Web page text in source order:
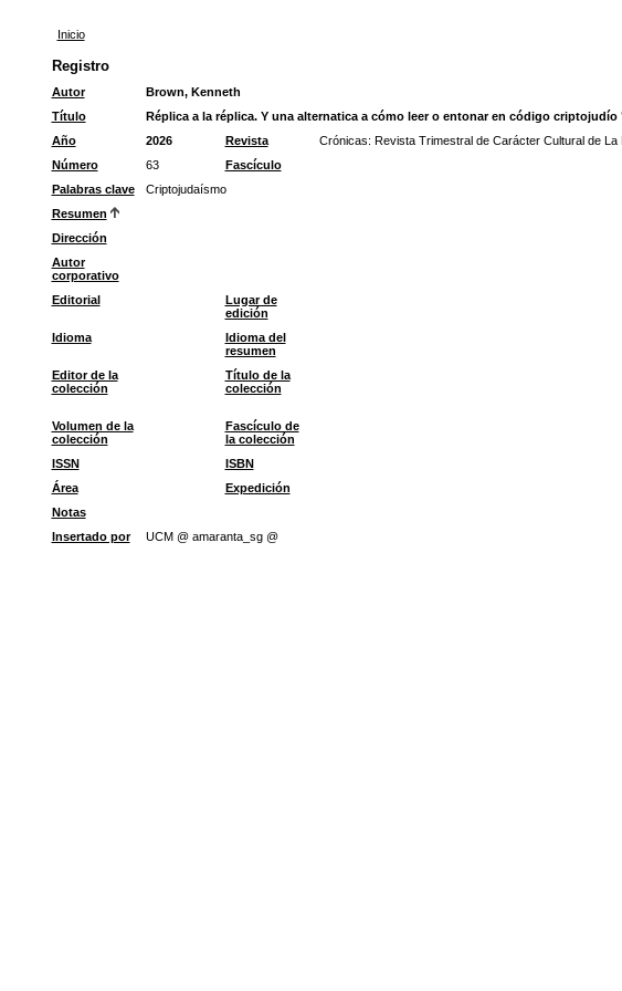
Inicio
Registro
Autor
Brown, Kenneth
Título
Réplica a la réplica. Y una alternatica a cómo leer o entonar en código criptojudío
Año
2026 Revista Crónicas: Revista Trimestral de Carácter Cultural de La
Número
63 Fascículo
Palabras clave
Criptojudaísmo
Resumen
Dirección
Autor
corporativo
Editorial
Lugar de
edición
Idioma
Idioma del
resumen
Editor de la
colección
Título de la
colección
Volumen de la
colección
Fascículo de
la colección
ISSN ISBN
Área
Expedición
Notas
Insertado por
UCM @ amaranta_sg @